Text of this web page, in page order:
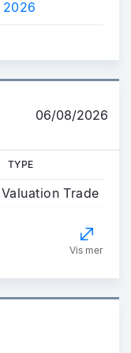
2026
06/08/2026
TYPE
Valuation Trade
Vis mer